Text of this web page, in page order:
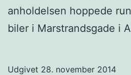
anholdelsen hoppede
biler i Marstrandsgade i
Udgivet 28. november 2014